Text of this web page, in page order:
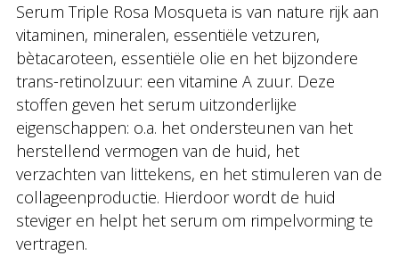
Serum Triple Rosa Mosqueta is van nature rijk aan
vitaminen, mineralen, essentiële vetzuren,
bètacaroteen, essentiële olie en het bijzondere
trans-retinolzuur: een vitamine A zuur. Deze
stoffen geven het serum uitzonderlijke
eigenschappen: o.a. het ondersteunen van het
herstellend vermogen van de huid, het
verzachten van littekens, en het stimuleren van de
collageenproductie. Hierdoor wordt de huid
steviger en helpt het serum om rimpelvorming te
vertragen.